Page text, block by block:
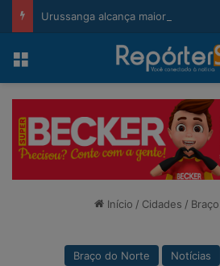
Menu
Início / Cidades /
Braço do Norte Notícias